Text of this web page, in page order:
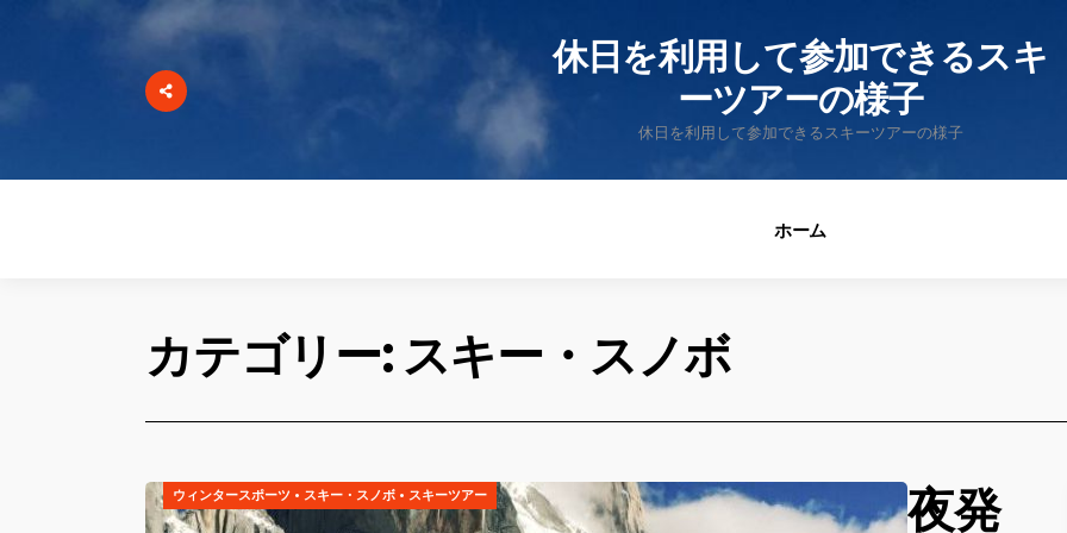
休日を利用して参加できるスキ
ーツアーの様子
休日を利用して参加できるスキーツアーの様子
ホーム
カテゴリー: スキー・スノボ
ウィンタースポーツ • スキー・スノボ • スキーツアー 夜発